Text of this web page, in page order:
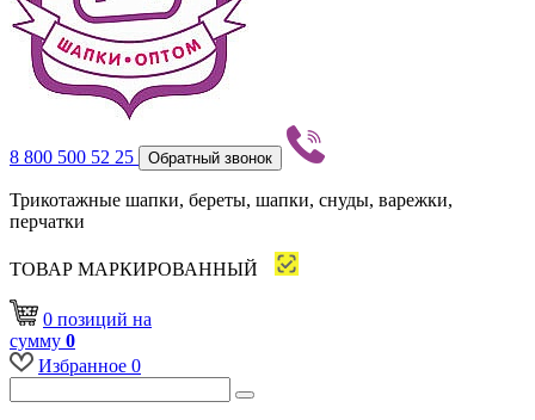
8 800 500 52 25 Обратный звонок
Трикотажные шапки, береты, шапки, снуды, варежки,
перчатки
ТОВАР МАРКИРОВАННЫЙ
0 позиций на
сумму 0
Избранное 0